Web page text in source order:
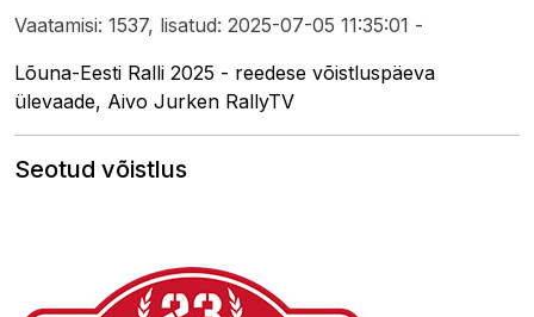
Vaatamisi: 1537, lisatud: 2025-07-05 11:35:01 -
Lõuna-Eesti Ralli 2025 - reedese võistluspäeva
ülevaade, Aivo Jurken RallyTV
Seotud võistlus